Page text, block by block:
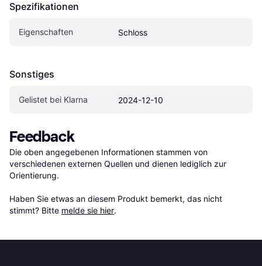
Spezifikationen
Eigen­schaften Schloss
Sonstiges
Gelistet bei Klarna 2024-12-10
Feedback
Die oben angegebenen Informationen stammen von
verschiedenen externen Quellen und dienen lediglich zur
Orientierung.
Haben Sie etwas an diesem Produkt bemerkt, das nicht
stimmt? Bitte melde sie hier.